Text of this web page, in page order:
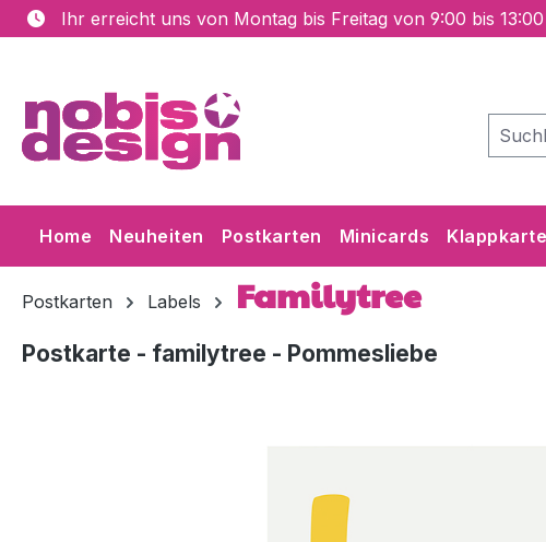
Hauptinhalt springen
Zur Suche springen
Zur Hauptnavigation springen
Ihr erreicht uns von Montag bis Freitag von 9:00 bis
Home Neuheiten Postkarten Minicards
Postkarten Labels Familytree
Postkarte - familytree - Pommesliebe